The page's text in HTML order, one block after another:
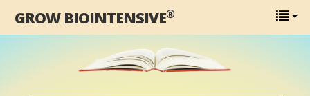
GROW BIOINTENSIVE®